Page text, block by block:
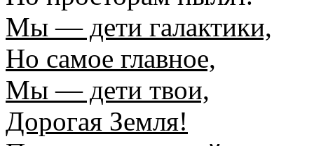
Мы — дети галактики,
Но самое главное,
Мы — дети твои,
Дорогая Земля!